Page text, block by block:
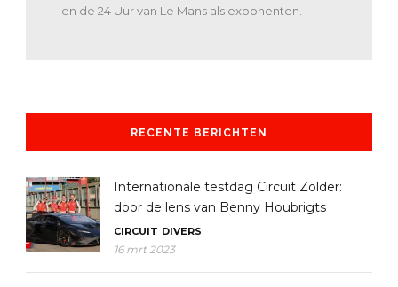
en de 24 Uur van Le Mans als exponenten.
RECENTE BERICHTEN
Internationale testdag Circuit Zolder:
door de lens van Benny Houbrigts
CIRCUIT DIVERS
16 mrt 2023